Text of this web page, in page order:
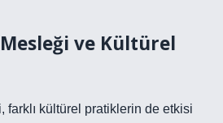
ve Kültürel
farklı kültürel pratiklerin de etkisi